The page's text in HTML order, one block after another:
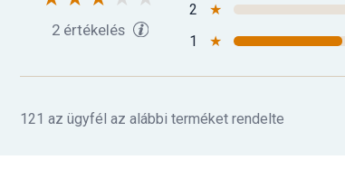
2 értékelés
2
★
1
★
121 az ügyfél az alábbi terméket rendelte